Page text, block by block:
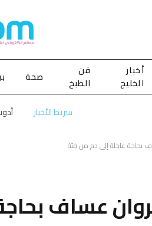
أخبار
الخليج
فن
الطبخ
صحة
شريط الأخبار
بحاجة عاجلة إلى دم من فئة
عساف